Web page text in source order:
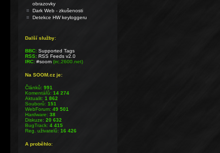
obrazovky
Dark Web - zkušenosti
Detekce HW keyloggeru
Další služby:
BBC: Supported Tags
RSS: RSS Feeds v2.0
IRC: #soom(irc.2600.net)
Na SOOM.cz je:
Článků:991
Komentářů:14 274
Aktualit:1 862
Souborů:151
WebForum:49 501
Hardware:38
Diskuze:20 632
BugTrack:4 415
Reg. uživatelů:16 426
A proběhlo: